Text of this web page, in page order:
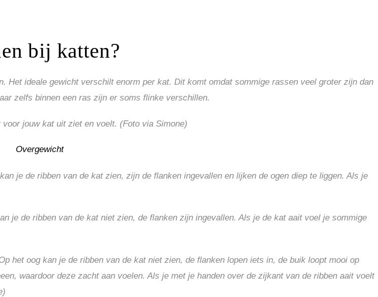
bij katten?
Het ideale gewicht verschilt enorm per kat. Dit komt omdat sommige rassen veel groter zijn dan
zelfs binnen een ras zijn er soms flinke verschillen.
jouw kat uit ziet en voelt. (Foto via Simone)
je de ribben van de kat zien, zijn de flanken ingevallen en lijken de ogen diep te liggen. Als je
je de ribben van de kat niet zien, de flanken zijn ingevallen. Als je de kat aait voel je sommige
het oog kan je de ribben van de kat niet zien, de flanken lopen iets in, de buik loopt mooi op
waardoor deze zacht aan voelen. Als je met je handen over de zijkant van de ribben aait voelt